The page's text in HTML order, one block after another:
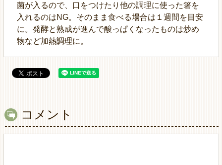
菌が入るので、口をつけたり他の調理に使った箸を
入れるのはNG。そのまま食べる場合は１週間を目安
に。発酵と熟成が進んで酸っぱくなったものは炒め
物など加熱調理に。
コメント